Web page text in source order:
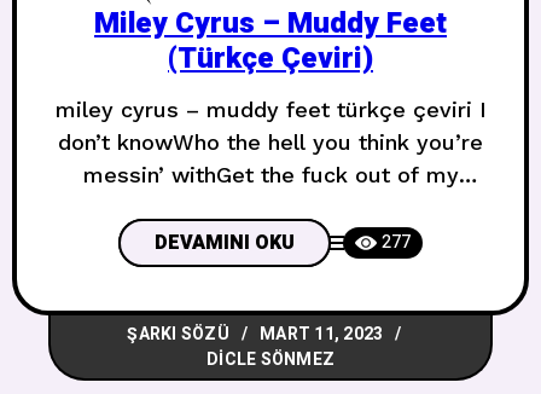
Miley Cyrus – Muddy Feet
(Türkçe Çeviri)
miley cyrus – muddy feet türkçe çeviri I
don’t knowWho the hell you think you’re
messin’ withGet the fuck out of my
my life with that shitAnd I don’t knowWho
the hell you think you’re messin’ withGet
the fuck out of my house with that
shitGet the
DEVAMINI OKU 277
ŞARKI SÖZÜ
MART 11, 2023
DICLE SÖNMEZ